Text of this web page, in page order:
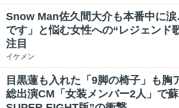
Snow Man佐久間大介も本番中に
です」と悩む女性への“レジェンド
注目
イケメン
目黒蓮も入れた「9脚の椅子」も胸
総出演CM「女装メンバー2人」で